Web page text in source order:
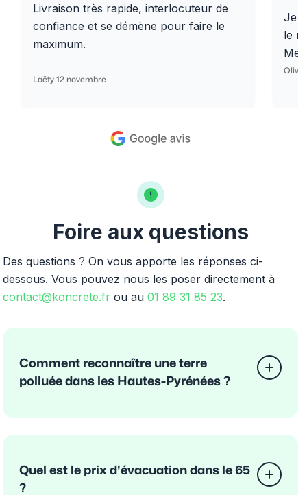
Livraison très rapide, interlocuteur de
confiance et se démène pour faire le
maximum.
Laëty 12 novembre
Je
le
Foire aux questions
Des questions ? On vous apporte les réponses ci-
dessous. Vous pouvez nous les poser directement à
contact@koncrete.fr ou au 01 89 31 85 23.
Comment reconnaître une terre
polluée dans les Hautes-Pyrénées ?
Quel est le prix d'évacuation dans le 65
?